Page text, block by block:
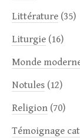
Littérature (35)
Liturgie (16)
Monde
Notules (12)
Religion (70)
Témoignage